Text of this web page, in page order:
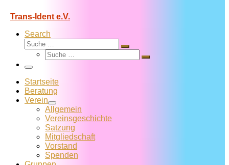
Trans-Ident e.V.
Search
Suche
Suche
Suche
Suche
Menü
Startseite
Beratung
Verein
Allgemein
Vereins­geschichte
Satzung
Mitglied­schaft
Vorstand
Spenden